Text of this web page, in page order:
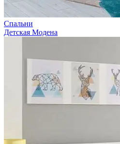
Спальни
Детская Модена